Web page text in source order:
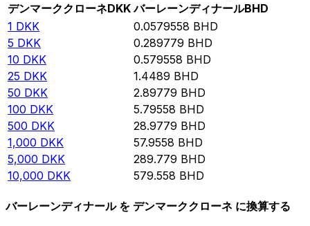
デンマーククローネDKK バーレーンディナールBHD
1 DKK 0.0579558 BHD
5 DKK 0.289779 BHD
10 DKK 0.579558 BHD
25 DKK 1.4489 BHD
50 DKK 2.89779 BHD
100 DKK 5.79558 BHD
500 DKK 28.9779 BHD
1,000 DKK 57.9558 BHD
5,000 DKK 289.779 BHD
10,000 DKK 579.558 BHD
バーレーンディナール を デンマーククローネ に換算する